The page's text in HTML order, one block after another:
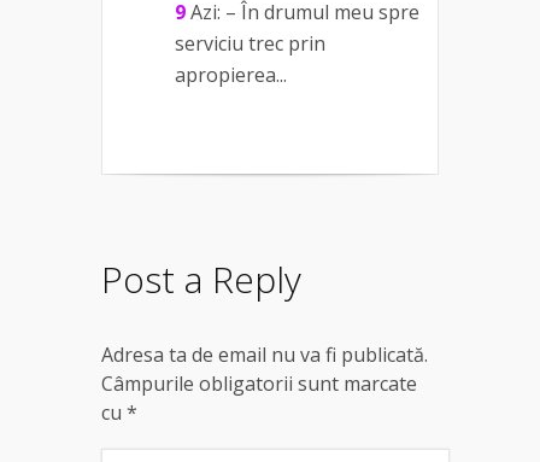
9Azi: – În drumul meu spre
serviciu trec prin
apropierea...
Post a Reply
Adresa ta de email nu va fi publicată.
Câmpurile obligatorii sunt marcate
cu *